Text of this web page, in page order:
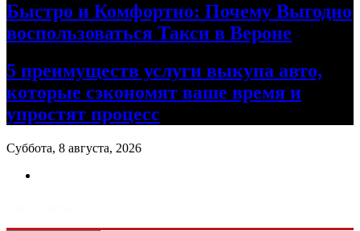
Быстро и Комфортно: Почему Выгодно
воспользоваться Такси в Вероне
5 преимуществ услуги выкупа авто,
которые сэкономят ваше время и
упростят процесс
Суббота, 8 августа, 2026